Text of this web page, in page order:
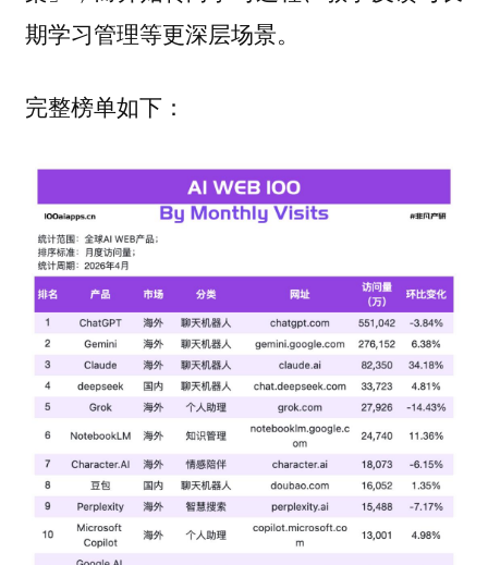
期学习管理等更深层场景。
完整榜单如下：